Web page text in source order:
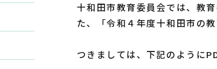
十和田市教育委員会では、教
た、「令和４年度十和田市の
つきましては、下記のように